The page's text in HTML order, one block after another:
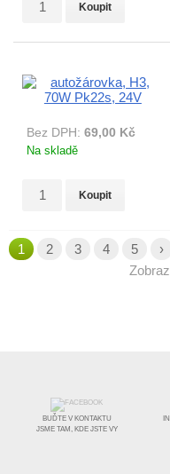
Koupit
Bez DPH: 69,00 Kč
Na skladě
Koupit
1 2 3 4 5 ›
BUĎTE V KONTAKTU
JSME TAM, KDE JSTE VY